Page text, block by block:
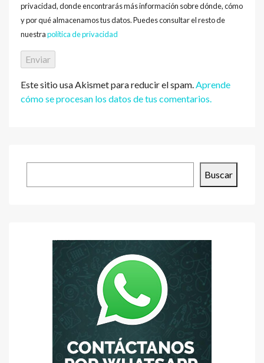
privacidad, donde encontrarás más información sobre dónde, cómo
y por qué almacenamos tus datos. Puedes consultar el resto de
nuestrapolítica de privacidad
Este sitio usa Akismet para reducir el spam.Aprende
cómo se procesan los datos de tus comentarios.
Buscar